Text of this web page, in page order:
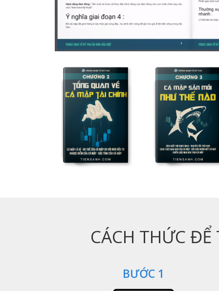
CÁCH THỨC ĐỂ
BƯỚC 1